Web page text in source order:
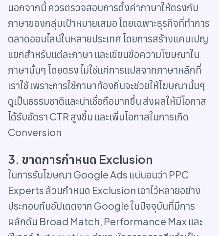
นอกจากนี้ ควรตรวจสอบการตั้งค่าภาษาให้ตรงกับ
ภาษาของกลุ่มเป้าหมายเสมอ โดยเฉพาะธุรกิจที่ทำการ
ตลาดออนไลน์ในหลายประเทศ โดยการสร้างแคมเปญ
แยกสำหรับแต่ละภาษา และเขียนข้อความโฆษณาใน
ภาษานั้นๆ โดยตรง ไม่ใช่แค่การแปลจากภาษาหลักที่
เราใช้ เพราะการใช้ภาษาท้องถิ่นจะช่วยให้โฆษณานั้นๆ
ดูเป็นธรรมชาติและน่าเชื่อถือมากขึ้น ส่งผลให้มีโอกาส
ได้รับอัตรา CTR สูงขึ้น และเพิ่มโอกาสในการเกิด
Conversion
3. ขาดการกำหนด Exclusion
ในการรันโฆษณา Google Ads แน่นอนว่า PPC
Experts ล้วนกำหนด Exclusion เอาไว้หลายอย่าง
ประกอบกับอัปเดตจาก Google ในปัจจุบันที่มีการ
ผลักดัน Broad Match, Performance Max และ